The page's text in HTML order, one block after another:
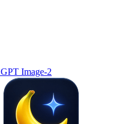
GPT Image-2